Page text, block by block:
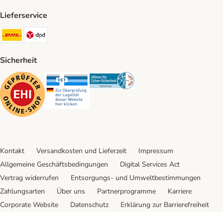
Lieferservice
DHL Shipping Method
Sicherheit
Security Security Security
Kontakt Versandkosten und Lieferzeit
Impressum
Allgemeine Geschäftsbedingungen
Digital Services Act
Vertrag widerrufen
Entsorgungs- und Umweltbestimmungen
Zahlungsarten
Über uns Partnerprogramme
Karriere
Corporate Website
Datenschutz Erklärung zur Barrierefreiheit